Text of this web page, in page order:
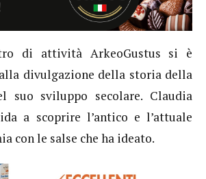
di attività ArkeoGustus si è
divulgazione della storia della
suo sviluppo secolare. Claudia
a scoprire l’antico e l’attuale
con le salse che ha ideato.